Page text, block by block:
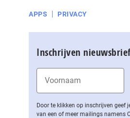
APPS PRIVACY
Inschrijven
Door te klikken op inschrijven geef
van een of meer mailings namens